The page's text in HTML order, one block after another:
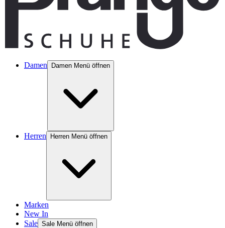
Damen Damen Menü öffnen
Herren Herren Menü öffnen
Marken
New In
Sale Sale Menü öffnen